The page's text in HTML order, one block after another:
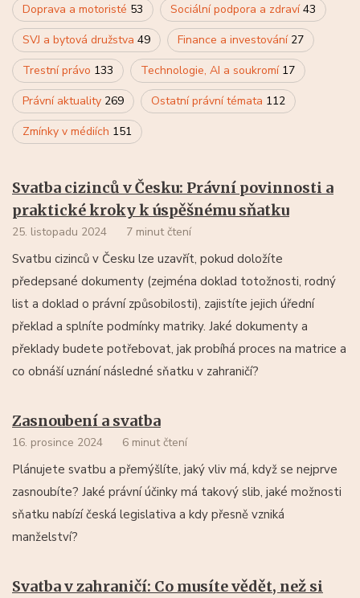
Doprava a motoristé 53 Sociální podpora a zdraví43
SVJ a bytová družstva 49 Finance a investování 27
Trestní právo 133 Technologie, AI a soukromí 17
Právní aktuality 269 Ostatní právní témata 112
Zmínky v médiích 151
Svatba cizinců v Česku: Právní povinnosti a
praktické kroky k úspěšnému sňatku
25. listopadu 2024 7 minut čtení
Svatbu cizinců v Česku lze uzavřít, pokud doložíte
předepsané dokumenty (zejména doklad totožnosti, rodný
list a doklad o právní způsobilosti), zajistíte jejich úřední
překlad a splníte podmínky matriky. Jaké dokumenty a
překlady budete potřebovat, jak probíhá proces na matrice a
co obnáší uznání následné sňatku v zahraničí?
Zasnoubení a svatba
16. prosince 2024 6 minut čtení
Plánujete svatbu a přemýšlíte, jaký vliv má, když se nejprve
zasnoubíte? Jaké právní účinky má takový slib, jaké možnosti
sňatku nabízí česká legislativa a kdy přesně vzniká
manželství?
Svatba v zahraničí: Co musíte vědět, než si